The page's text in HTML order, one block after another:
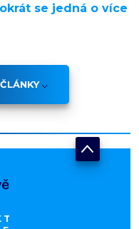
se jedná o více